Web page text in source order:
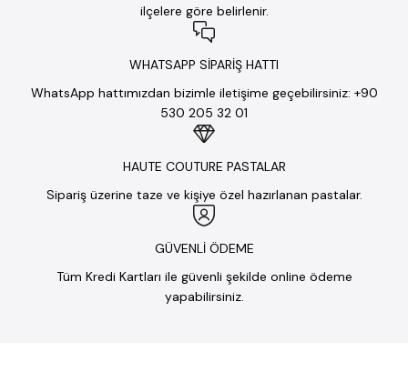
ilçelere göre belirlenir.
WHATSAPP SİPARİŞ HATTI
WhatsApp hattımızdan bizimle iletişime geçebilirsiniz: +90
530 205 32 01
HAUTE COUTURE PASTALAR
Sipariş üzerine taze ve kişiye özel hazırlanan pastalar.
GÜVENLİ ÖDEME
Tüm Kredi Kartları ile güvenli şekilde online ödeme
yapabilirsiniz.